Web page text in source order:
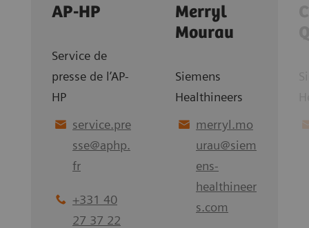
AP-HP
Service de
presse de l’AP-
HP
service.pre
sse@aphp.
fr
+331 40
27 37 22
Merryl
Mourau
Siemens
Healthineers
merryl.mo
urau@siem
ens-
healthineer
s.com